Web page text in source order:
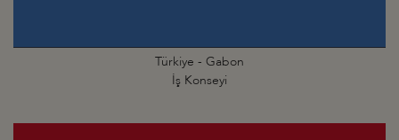
Türkiye - Gabon
İş Konseyi